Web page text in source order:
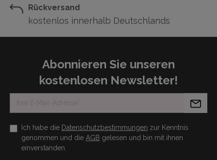
Rückversand
kostenlos innerhalb Deutschlands
Abonnieren Sie unseren
kostenlosen Newsletter!
Ich habe die Datenschutzbestimmungen zur Kenntnis
genommen und die AGB gelesen und bin mit ihnen
einverstanden.